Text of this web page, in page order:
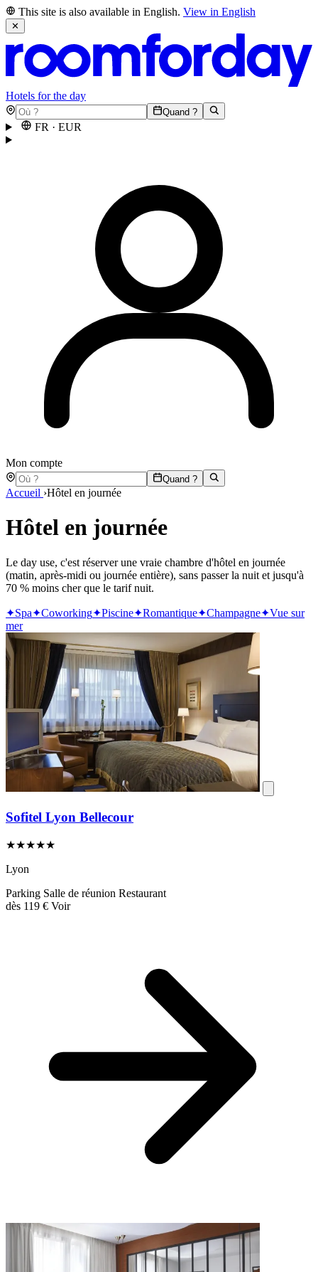
This site is also available in English. View in English
✕
Hotels for the day
Quand ?
FR · EUR
Mon compte
Quand ?
Accueil ›Hôtel en journée
Hôtel en journée
Le day use, c'est réserver une vraie chambre d'hôtel en journée
(matin, après-midi ou journée entière), sans passer la nuit et jusqu'à
70 % moins cher que le tarif nuit.
✦Spa✦Coworking✦Piscine✦Romantique✦Champagne✦Vue sur
mer
Sofitel Lyon Bellecour
★★★★★
Lyon
Parking Salle de réunion Restaurant
dès 119 € Voir